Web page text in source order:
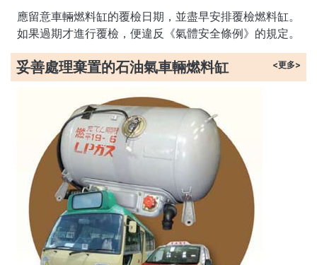
妥善處理棄置的石油氣車輛燃料缸 <更多>
應留意車輛燃料缸的覆檢日期，並盡早安排覆檢燃料缸。
如果過期才進行覆檢，便違反《氣體安全條例》的規定。